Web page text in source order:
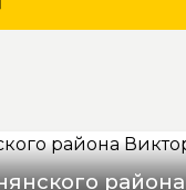
района